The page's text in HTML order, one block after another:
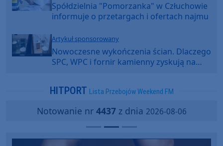
Spółdzielnia "Pomorzanka" w Człuchowie
informuje o przetargach i ofertach najmu
Artykuł sponsorowany
Nowoczesne wykończenia ścian. Dlaczego
SPC, WPC i fornir kamienny zyskują na
HITPORT Lista Przebojów Weekend FM
Notowanie nr 4437z dnia 2026-08-06